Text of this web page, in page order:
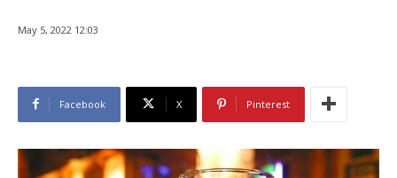
May 5, 2022 12:03
Facebook X Pinterest